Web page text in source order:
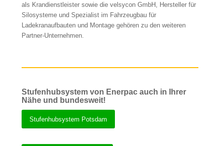
als Krandienstleister sowie die velsycon GmbH, Hersteller für
Silosysteme und Spezialist im Fahrzeugbau für
Ladekranaufbauten und Montage gehören zu den weiteren
Partner-Unternehmen.
Stufenhubsystem von Enerpac auch in Ihrer
Nähe und bundesweit!
Stufenhubsystem Potsdam